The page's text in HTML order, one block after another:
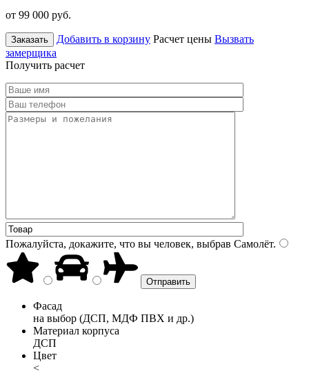
от 99 000 руб.
Заказать Добавить в корзину Расчет цены Вызвать
замерщика
Получить расчет
Пожалуйста, докажите, что вы человек, выбрав Самолёт.
Фасад
на выбор (ДСП, МДФ ПВХ и др.)
Материал корпуса
ДСП
Цвет
<